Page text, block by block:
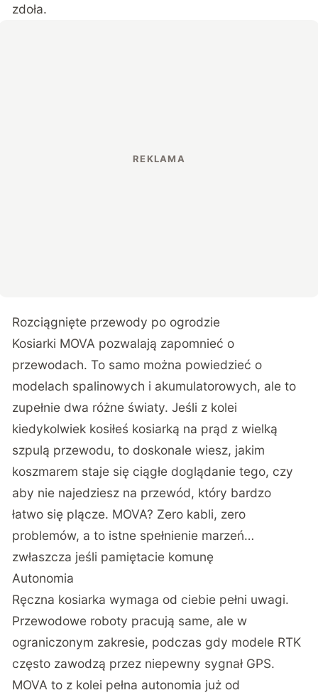
zdoła.
Rozciągnięte przewody po ogrodzie
Kosiarki MOVA pozwalają zapomnieć o
przewodach. To samo można powiedzieć o
modelach spalinowych i akumulatorowych, ale to
zupełnie dwa różne światy. Jeśli z kolei
kiedykolwiek kosiłeś kosiarką na prąd z wielką
szpulą przewodu, to doskonale wiesz, jakim
koszmarem staje się ciągłe doglądanie tego, czy
aby nie najedziesz na przewód, który bardzo
łatwo się plącze. MOVA? Zero kabli, zero
problemów, a to istne spełnienie marzeń…
zwłaszcza jeśli pamiętacie komunę
Autonomia
Ręczna kosiarka wymaga od ciebie pełni uwagi.
Przewodowe roboty pracują same, ale w
ograniczonym zakresie, podczas gdy modele RTK
często zawodzą przez niepewny sygnał GPS.
MOVA to z kolei pełna autonomia już od